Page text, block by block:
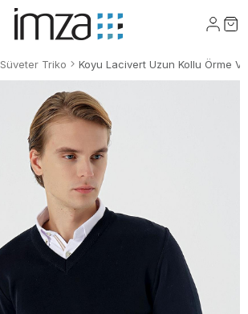
Süveter Triko